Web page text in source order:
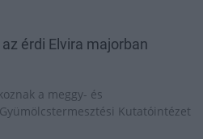
érdi Elvira majorban
a meggy- és
Kutatóintézet